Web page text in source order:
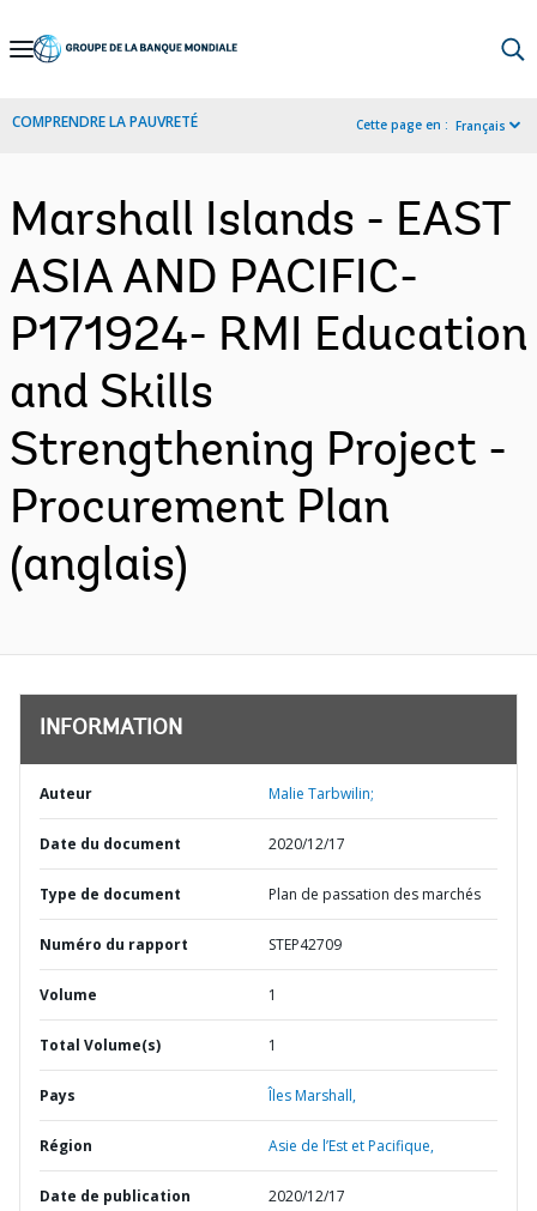
Skip
Navigation
COMPRENDRE LA PAUVRETÉ Cette page en : Français
Marshall Islands - EAST
ASIA AND PACIFIC-
P171924- RMI Education
and Skills
Strengthening Project -
Procurement Plan
(anglais)
INFORMATION
Auteur Malie Tarbwilin;
Date du document 2020/12/17
Type de document Plan de passation des marchés
Numéro du rapport STEP42709
Volume 1
Total Volume(s) 1
Pays Îles Marshall,
Région Asie de l’Est et Pacifique,
Date de publication 2020/12/17